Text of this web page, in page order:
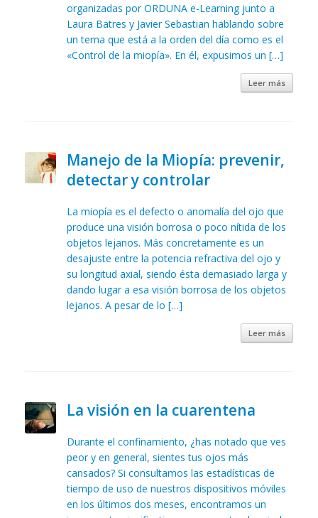
organizadas por ORDUNA e-Learning junto a
Laura Batres y Javier Sebastian hablando sobre
un tema que está a la orden del día como es el
«Control de la miopía». En él, expusimos un […]
Leer más
Manejo de la Miopía: prevenir,
detectar y controlar
La miopía es el defecto o anomalía del ojo que
produce una visión borrosa o poco nítida de los
objetos lejanos. Más concretamente es un
desajuste entre la potencia refractiva del ojo y
su longitud axial, siendo ésta demasiado larga y
dando lugar a esa visión borrosa de los objetos
lejanos. A pesar de lo […]
Leer más
La visión en la cuarentena
Durante el confinamiento, ¿has notado que ves
peor y en general, sientes tus ojos más
cansados? Si consultamos las estadísticas de
tiempo de uso de nuestros dispositivos móviles
en los últimos dos meses, encontramos un